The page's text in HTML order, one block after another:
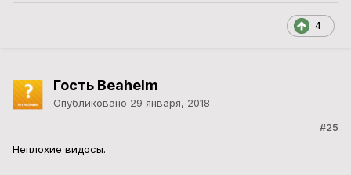
4
Гость Beahelm
Опубликовано 29 января, 2018
#25
Неплохие видосы.